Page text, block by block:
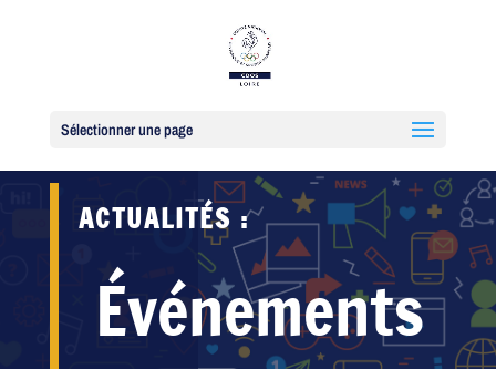
Sélectionner une page
ACTUALITÉS :
Événements